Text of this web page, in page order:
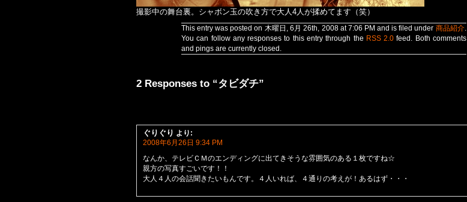
撮影中の舞台裏。シャボン玉の吹き方で大人4人が揉めてます（笑）
This entry was posted on 木曜日, 6月 26th, 2008 at 7:06 PM and is filed under 商品紹介
You can follow any responses to this entry through the RSS 2.0 feed. Both comments
and pings are currently closed.
2 Responses to “タビダチ”
ぐりぐり より:
2008年6月26日 9:34 PM
なんか、テレビＣＭのエンディングに出てきそうな雰囲気のある１枚ですね☆
親方の写真すごいです！！
大人４人の会話聞きたいもんです。４人いれば、４通りの考えが！あるはず・・・